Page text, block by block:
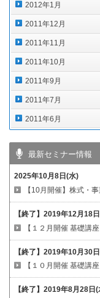
2012年1月
2011年12月
2011年11月
2011年10月
2011年9月
2011年7月
2011年6月
最新セミナー情報
2025年10月8日(水)
【10月開催】株式・
【終了】 2019年12月18
【１２月開催 基礎講座
【終了】 2019年10月30
【１０月開催 基礎講座
【終了】 2019年8月28日(